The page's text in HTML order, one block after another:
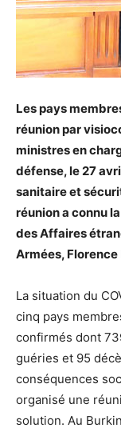
Les pays
réunion par
ministres en
défense, le 27
sanitaire et
réunion a connu
des Affaires
Armées, Florence
La situation du
cinq pays
confirmés dont
guéries et 95
conséquences
organisé une
solution. Au